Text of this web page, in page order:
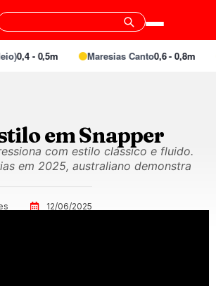
0,4 - 0,5m Maresias Canto0,6 - 0,8m
em Snapper
com estilo clássico e fluido.
em 2025, australiano demonstra
12/06/2025